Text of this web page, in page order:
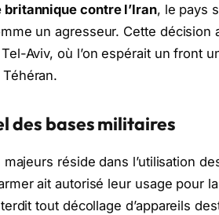
contre l’Iran, le pays
un agresseur. Cette décision
Aviv, où l’on espérait un front
des bases militaires
réside dans l’utilisation
ait autorisé leur usage pour
tout décollage d’appareils